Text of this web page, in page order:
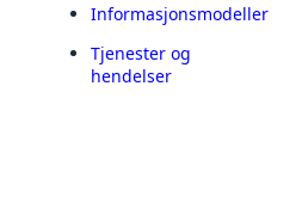
Informasjonsmodeller
Tjenester og
hendelser